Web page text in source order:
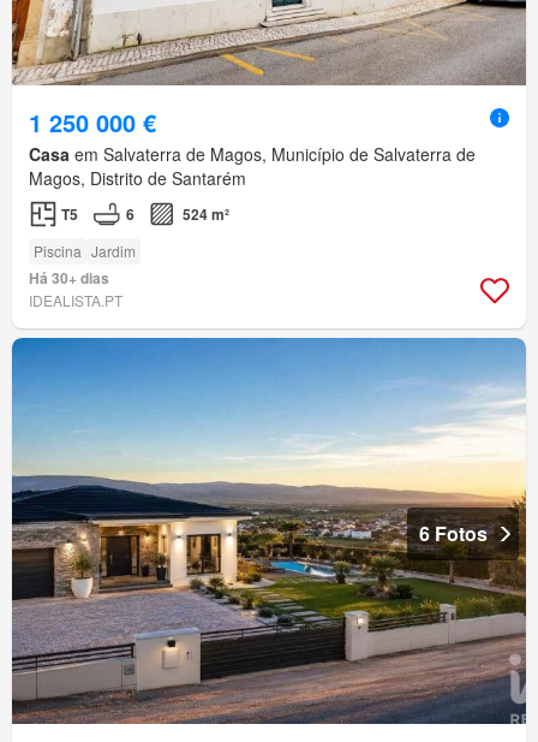
1 250 000 €
Casa em Salvaterra de Magos, Município de Salvaterra de
Magos, Distrito de Santarém
T5 6 524 m²
Piscina Jardim
Há 30+ dias
IDEALISTA.PT
6 Fotos